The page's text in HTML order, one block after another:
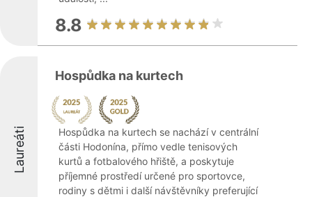
8.8
Laureáti
Hospůdka na kurtech
Hospůdka na kurtech se nachází v centrální
části Hodonína, přímo vedle tenisových
kurtů a fotbalového hřiště, a poskytuje
příjemné prostředí určené pro sportovce,
rodiny s dětmi i další návštěvníky preferující